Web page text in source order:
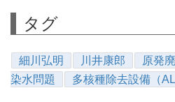
タグ
細川弘明 川井康郎 原発
染水問題
多核種除去設備（